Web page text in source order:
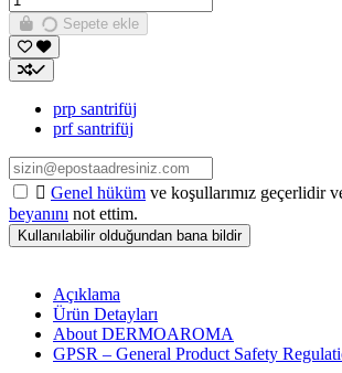
Sepete ekle
prp santrifüj
prf santrifüj
 Genel hüküm ve koşullarımız geçerlidir
beyanını not ettim.
Açıklama
Ürün Detayları
About DERMOAROMA
GPSR – General Product Safety